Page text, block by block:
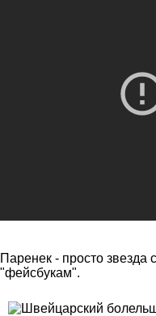
Паренек - просто
"фейсбукам".